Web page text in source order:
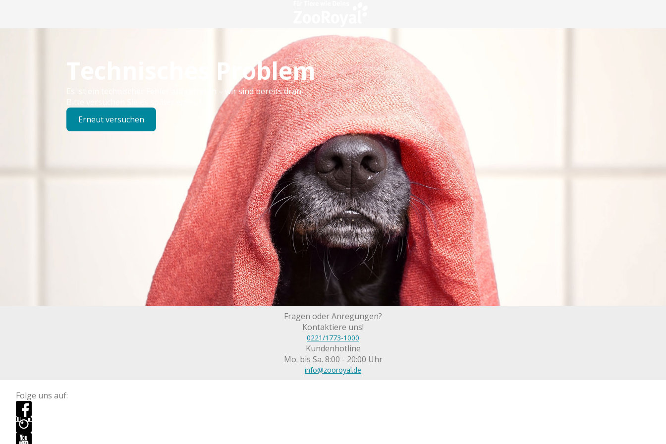
Technisches Problem
Es ist ein technischer Fehler aufgetreten – wir sind bereits dran.
Bitte versuchen Sie es später erneut.
Erneut versuchen
Fragen oder Anregungen?
Kontaktiere uns!
0221/1773-1000
Kundenhotline
Mo. bis Sa. 8:00 - 20:00 Uhr
info@zooroyal.de
Folge uns auf: